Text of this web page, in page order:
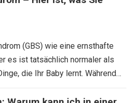
(GBS) wie eine ernsthafte
es ist tatsächlich normaler als
die Ihr Baby lernt. Während